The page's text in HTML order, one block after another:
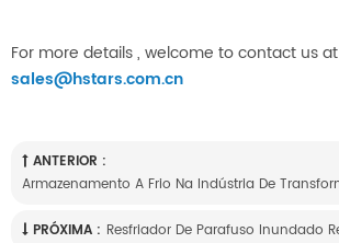
For more details , welcome to contact us at
sales@hstars.com.cn
ANTERIOR :
PRÓXIMA :